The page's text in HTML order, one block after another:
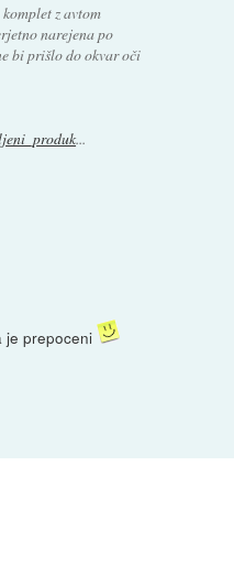
z avtom
narejena po
bi prišlo do okvar oči
...
je prepoceni